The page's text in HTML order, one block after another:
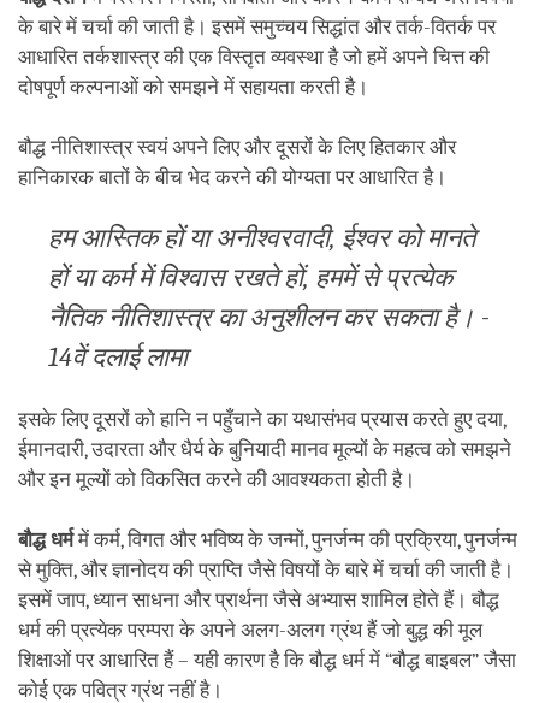
के बारे में चर्चा की जाती है। इसमें समुच्चय सिद्धांत और तर्क-वितर्क पर
आधारित तर्कशास्त्र की एक विस्तृत व्यवस्था है जो हमें अपने चित्त की
दोषपूर्ण कल्पनाओं को समझने में सहायता करती है।
बौद्ध नीतिशास्त्र स्वयं अपने लिए और दूसरों के लिए हितकार और
हानिकारक बातों के बीच भेद करने की योग्यता पर आधारित है।
हम आस्तिक हों या अनीश्वरवादी, ईश्वर को मानते
हों या कर्म में विश्वास रखते हों, हममें से प्रत्येक
नैतिक नीतिशास्त्र का अनुशीलन कर सकता है। -
14वें दलाई लामा
इसके लिए दूसरों को हानि न पहुँचाने का यथासंभव प्रयास करते हुए दया,
ईमानदारी, उदारता और धैर्य के बुनियादी मानव मूल्यों के महत्व को समझने
और इन मूल्यों को विकसित करने की आवश्यकता होती है।
बौद्ध धर्ममें कर्म, विगत और भविष्य के जन्मों, पुनर्जन्म की प्रक्रिया, पुनर्जन्म
से मुक्ति, और ज्ञानोदय की प्राप्ति जैसे विषयों के बारे में चर्चा की जाती है।
इसमें जाप, ध्यान साधना और प्रार्थना जैसे अभ्यास शामिल होते हैं। बौद्ध
धर्म की प्रत्येक परम्परा के अपने अलग-अलग ग्रंथ हैं जो बुद्ध की मूल
शिक्षाओं पर आधारित हैं – यही कारण है कि बौद्ध धर्म में “बौद्ध बाइबल” जैसा
कोई एक पवित्र ग्रंथ नहीं है।